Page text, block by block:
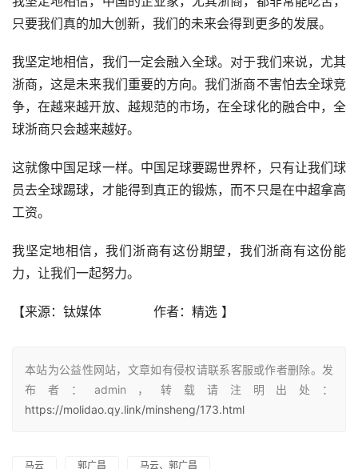
只要我们真的加大创新，我们的未来会得到更多的发展。
我坚定地相信，我们一定会融入全球。对于我们来说，尤其
浙商，这是未来我们重要的方向。我们浙商不害怕去全球竞
争，在越来越开放、越规范的市场，在全球化的融合中，全
球浙商只会越来越好。
这就像中国足球一样。中国足球要踢世界杯，只有让我们球
员去全球踢球，才能得到真正的锻炼，而不只是在中超拿高
工资。
我坚定地相信，我们浙商有这份期望，我们浙商有这份能
力，让我们一起努力。
【来源：钛媒体             作者：精选 】
本站为公益性网站，文章如有侵权请联系客服或作者删除。发
布者：admin，转载请注明出处：
https://molidao.qy.link/minsheng/173.html
马云 郭广昌 马云、郭广昌